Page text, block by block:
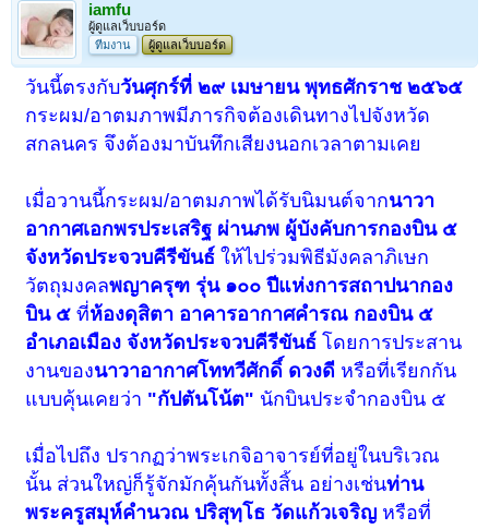
iamfu
ผู้ดูแลเว็บบอร์ด
ทีมงาน
ผู้ดูแลเว็บบอร์ด
วันนี้ตรงกับวันศุกร์ที่ ๒๙ เมษายน พุทธศักราช ๒๕๖๕
กระผม/อาตมภาพมีภารกิจต้องเดินทางไปจังหวัด
สกลนคร จึงต้องมาบันทึกเสียงนอกเวลาตามเคย
เมื่อวานนี้กระผม/อาตมภาพได้รับนิมนต์จากนาวา
อากาศเอกพรประเสริฐ ผ่านภพ ผู้บังคับการกองบิน ๕
จังหวัดประจวบคีรีขันธ์ให้ไปร่วมพิธีมังคลาภิเษก
วัตถุมงคลพญาครุฑ รุ่น ๑๐๐ ปีแห่งการสถาปนากอง
บิน ๕ ที่ห้องดุสิตา อาคารอากาศคำรณ กองบิน ๕
อำเภอเมือง จังหวัดประจวบคีรีขันธ์ โดยการประสาน
งานของนาวาอากาศโททวีศักดิ์ ดวงดี หรือที่เรียกกัน
แบบคุ้นเคยว่า "กัปตันโน้ต" นักบินประจำกองบิน ๕
เมื่อไปถึง ปรากฏว่าพระเกจิอาจารย์ที่อยู่ในบริเวณ
นั้น ส่วนใหญ่ก็รู้จักมักคุ้นกันทั้งสิ้น อย่างเช่นท่าน
พระครูสมุห์คำนวณ ปริสุทฺโธ วัดแก้วเจริญ หรือที่